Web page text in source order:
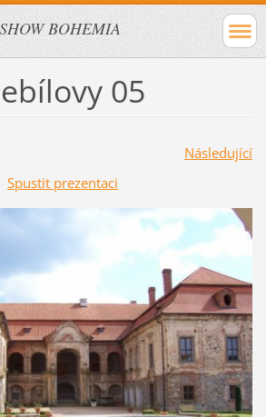
BOHEMIA
05
Následující
Spustit prezentaci